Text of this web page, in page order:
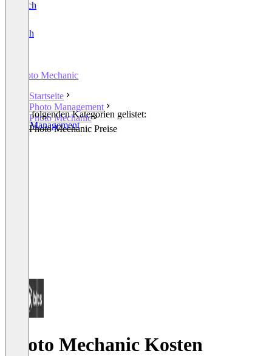
Deutsch
English
Photo Mechanic
Startseite
Photo Management
Photo Mechanic
Photo Mechanic Preise
In den folgenden Kategorien gelistet:
Photo Management
Photo Mechanic Kosten